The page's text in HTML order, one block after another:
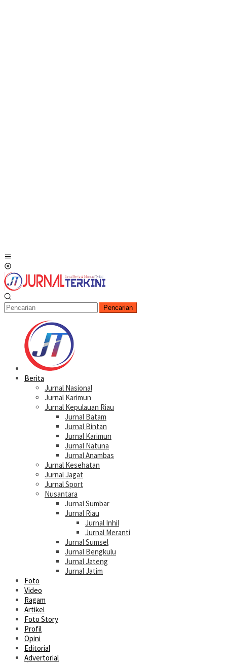
Pencarian
Berita
Jurnal Nasional
Jurnal Karimun
Jurnal Kepulauan Riau
Jurnal Batam
Jurnal Bintan
Jurnal Karimun
Jurnal Natuna
Jurnal Anambas
Jurnal Kesehatan
Jurnal Jagat
Jurnal Sport
Nusantara
Jurnal Sumbar
Jurnal Riau
Jurnal Inhil
Jurnal Meranti
Jurnal Sumsel
Jurnal Bengkulu
Jurnal Jateng
Jurnal Jatim
Foto
Video
Ragam
Artikel
Foto Story
Profil
Opini
Editorial
Advertorial